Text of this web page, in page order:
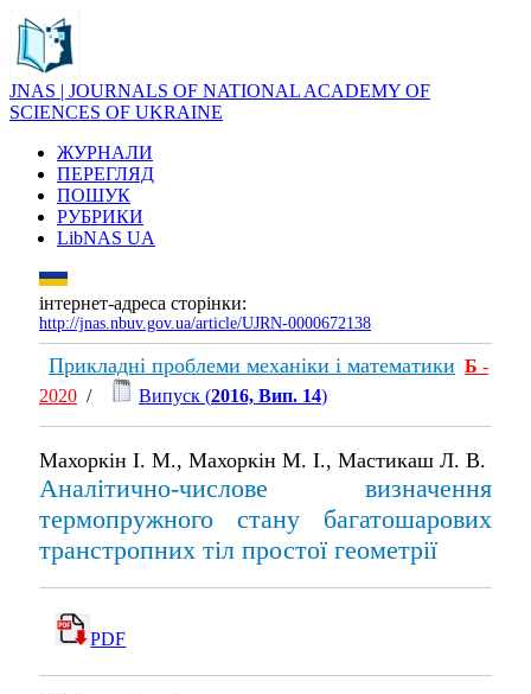
JNAS | JOURNALS OF NATIONAL ACADEMY OF
SCIENCES OF UKRAINE
ЖУРНАЛИ
ПЕРЕГЛЯД
ПОШУК
РУБРИКИ
LibNAS UA
інтернет-адреса сторінки:
http://jnas.nbuv.gov.ua/article/UJRN-0000672138
Прикладні проблеми механіки і математики Б -
2020 / Випуск (2016, Вип. 14)
Махоркін І. М., Махоркін М. І., Мастикаш Л. В.
Аналітично-числове визначення
термопружного стану багатошарових
транстропних тіл простої геометрії
PDF